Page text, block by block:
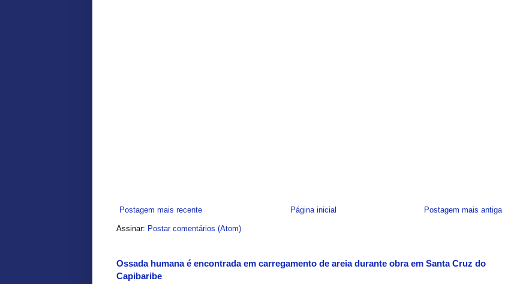
Postagem mais recente Postagem mais antiga
Página inicial
Assinar: Postar comentários (Atom)
Ossada humana é encontrada em carregamento de areia durante obra em Santa Cruz do
Capibaribe